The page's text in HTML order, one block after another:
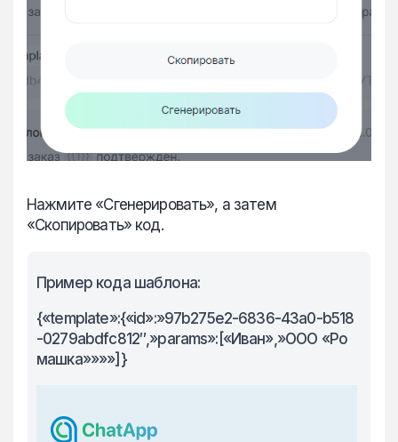
Нажмите «Сгенерировать», а затем
«Скопировать» код.
Пример кода шаблона:
{«template»:{«id»:»97b275e2-6836-43a0-b518
-0279abdfc812″,»params»:[«Иван»,»ООО «Ро
машка»»»»]}